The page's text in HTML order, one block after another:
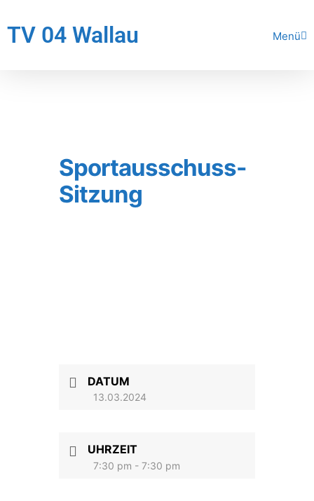
TV 04 Wallau Menü
Sportausschuss-
Sitzung
DATUM
13.03.2024
UHRZEIT
7:30 pm - 7:30 pm